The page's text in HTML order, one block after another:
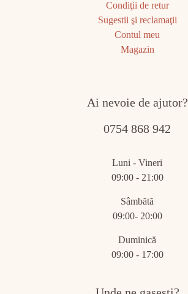
Condiţii de retur
Sugestii şi reclamaţii
Contul meu
Magazin
Ai nevoie de ajutor?
0754 868 942
Luni - Vineri
09:00 - 21:00
Sâmbătă
09:00- 20:00
Duminică
09:00 - 17:00